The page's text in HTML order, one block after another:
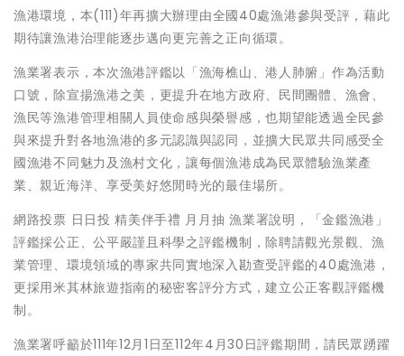
漁港環境，本(111)年再擴大辦理由全國40處漁港參與受評，藉此
期待讓漁港治理能逐步邁向更完善之正向循環。
漁業署表示，本次漁港評鑑以「漁海樵山、港人肺腑」作為活動
口號，除宣揚漁港之美，更提升在地方政府、民間團體、漁會、
漁民等漁港管理相關人員使命感與榮譽感，也期望能透過全民參
與來提升對各地漁港的多元認識與認同，並擴大民眾共同感受全
國漁港不同魅力及漁村文化，讓每個漁港成為民眾體驗漁業產
業、親近海洋、享受美好悠閒時光的最佳場所。
網路投票 日日投 精美伴手禮 月月抽 漁業署說明，「金鑑漁港」
評鑑採公正、公平嚴謹且科學之評鑑機制，除聘請觀光景觀、漁
業管理、環境領域的專家共同實地深入勘查受評鑑的40處漁港，
更採用米其林旅遊指南的秘密客評分方式，建立公正客觀評鑑機
制。
漁業署呼籲於111年12月1日至112年4月30日評鑑期間，請民眾踴躍